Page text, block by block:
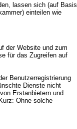
lassen sich (auf Basis
einteilen wie
der Website und zum
für das Zugreifen auf
Benutzerregistrierung
Dienste nicht
Erstanbietern und
Ohne solche